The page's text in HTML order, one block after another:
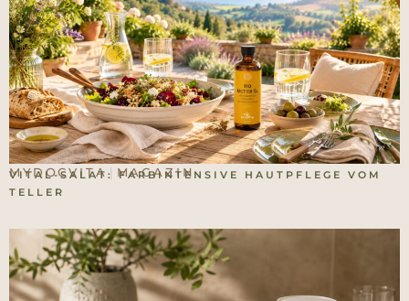
MYDOCVITA | MAGAZIN
VITAL-SALAT: FARBINTENSIVE HAUTPFLEGE VOM
TELLER